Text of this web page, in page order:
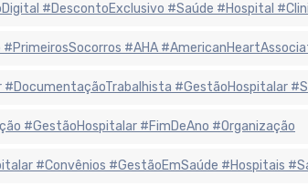
#DescontoExclusivo #Saúde #Hospital
#PrimeirosSocorros #AHA
#DocumentaçãoTrabalhista #GestãoHospitalar
#GestãoHospitalar #FimDeAno #Organização
#Convênios #GestãoEmSaúde #Hospitais